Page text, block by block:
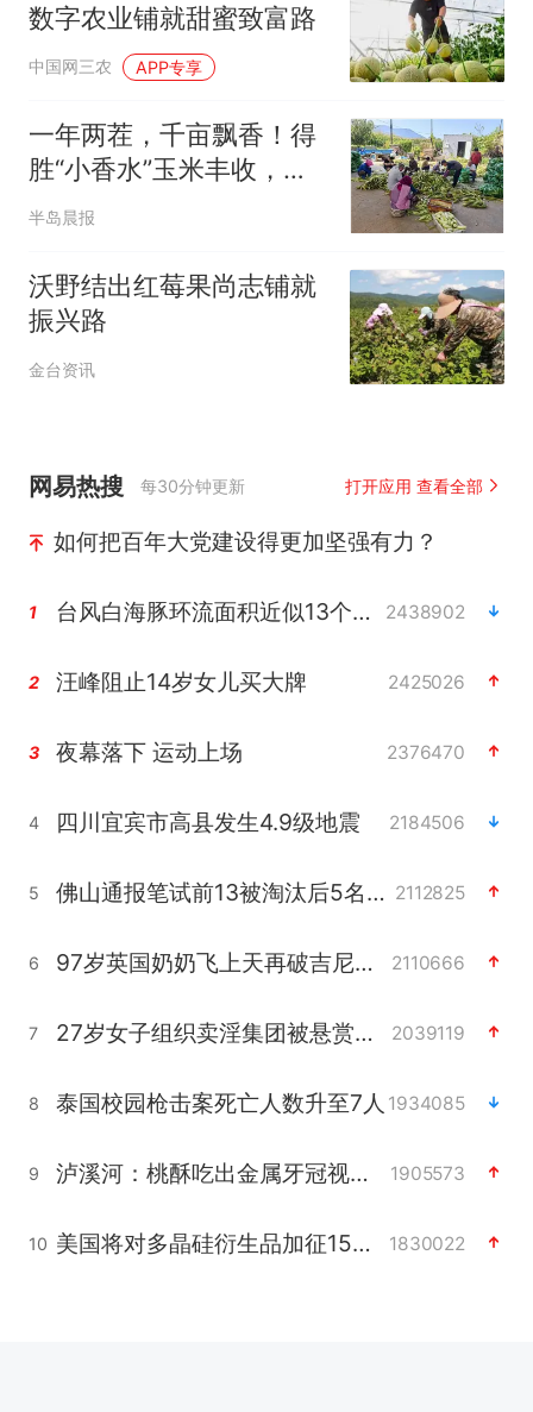
数字农业铺就甜蜜致富路
中国网三农 APP专享
一年两茬，千亩飘香！得
胜“小香水”玉米丰收，从
田间直甜到餐桌
半岛晨报
沃野结出红莓果尚志铺就
振兴路
金台资讯
网易热搜 每30分钟更新 打开应用 查看全部
如何把百年大党建设得更加坚强有力？
1 台风白海豚环流面积近似13个浙江 2438902
2 汪峰阻止14岁女儿买大牌 2425026
3 夜幕落下 运动上场 2376470
4 四川宜宾市高县发生4.9级地震 2184506
5 佛山通报笔试前13被淘汰后5名进体检 2112825
6 97岁英国奶奶飞上天再破吉尼斯纪录 2110666
7 27岁女子组织卖淫集团被悬赏通缉 2039119
8 泰国校园枪击案死亡人数升至7人 1934085
9 泸溪河：桃酥吃出金属牙冠视频不实 1905573
10 美国将对多晶硅衍生品加征15%关税 1830022